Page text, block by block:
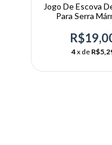
Jogo De Escova
Para Serra
4x de